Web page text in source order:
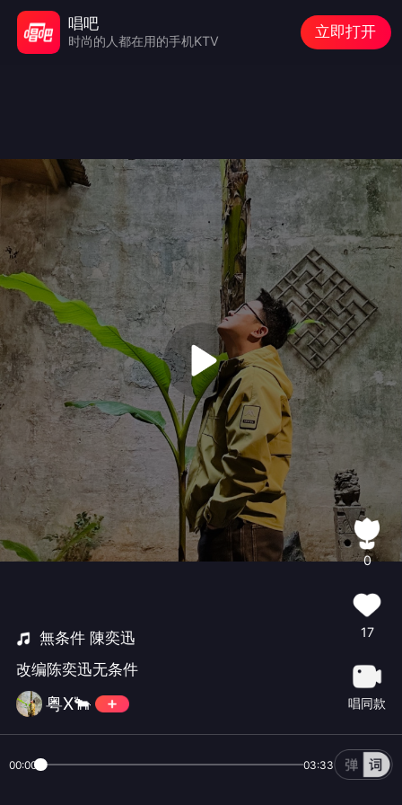
無条件 陳奕迅
改编陈奕迅无条件
粤X🐂
0
17
唱同款
00:00 03:33
唱吧
时尚的人都在用的手机KTV
立即打开